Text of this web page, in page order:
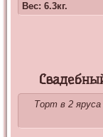
Вес: 6.3кг.
Торт в 2